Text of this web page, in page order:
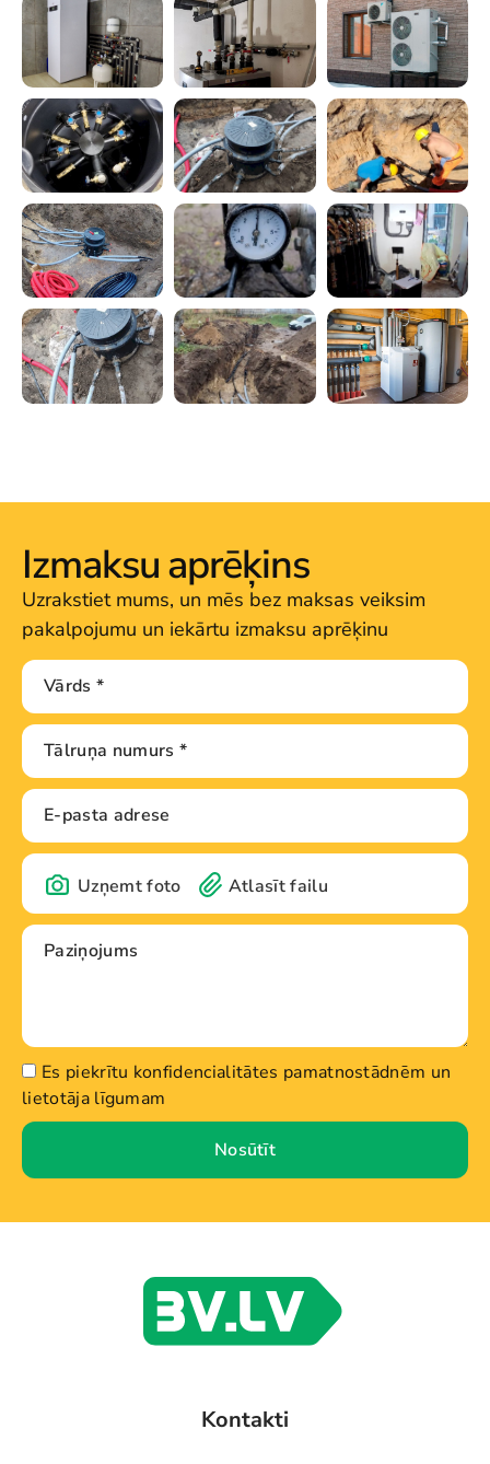
Izmaksu aprēķins
Uzrakstiet mums, un mēs bez maksas veiksim
pakalpojumu un iekārtu izmaksu aprēķinu
Uzņemt foto Atlasīt failu
Es piekrītu konfidencialitātes pamatnostādnēm un
lietotāja līgumam
Nosūtīt
Kontakti